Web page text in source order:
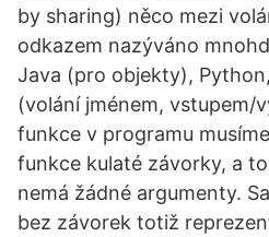
by sharing) něco mezi
odkazem nazýváno
Java (pro objekty),
(volání jménem, vstupem/
funkce v programu
funkce kulaté závorky, a
nemá žádné argumenty.
bez závorek totiž